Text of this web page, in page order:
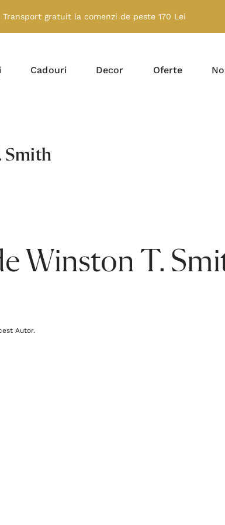
Transport gratuit la comenzi de peste 170 Lei
Cadouri Decor Oferte
Smith
Winston T.
Autor.